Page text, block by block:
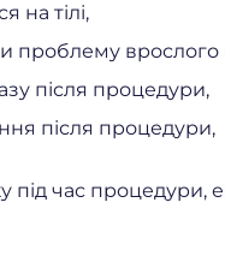
на тілі,
проблему врослого
після процедури,
після процедури,
під час